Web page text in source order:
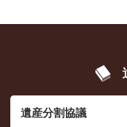
遺産分割協議